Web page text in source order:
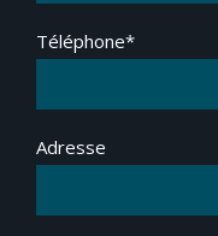
Téléphone*
Adresse